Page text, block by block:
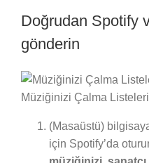
Doğrudan Spotify
gönderin
Müziğinizi Çalma
(Masaüstü)
için Spotify’da